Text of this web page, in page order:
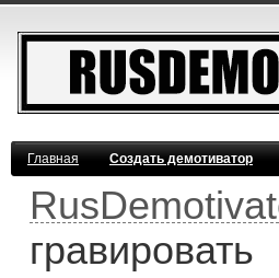
Главная Создать демотиватор
гравировать